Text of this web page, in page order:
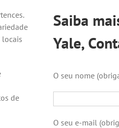
locais
de
Saiba
Yale,
O seu nome
O seu e-mail